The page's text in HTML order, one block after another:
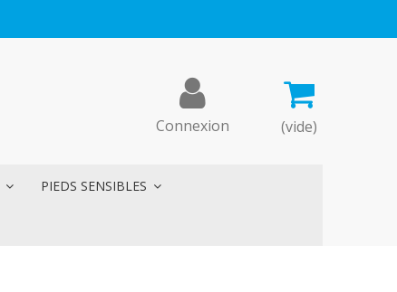
(vide)
Connexion
PIEDS SENSIBLES